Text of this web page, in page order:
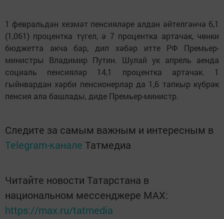
1 февральдән хезмәт пенсияләре алдан әйтелгәнчә 6,1
(1,061) процентка түгел, ә 7 процентка артачак, чөнки
бюджетта акча бар, дип хәбәр итте РФ Премьер-
министры Владимир Путин. Шулай ук апрель аенда
социаль пенсияләр 14,1 процентка артачак. 1
гыйнвардан хәрби пенсионерлар да 1,6 тапкыр күбрәк
пенсия ала башлады, диде Премьер-министр.
Следите за самым важным и интересным в
Telegram-канале Татмедиа
Читайте новости Татарстана в
национальном мессенджере MАХ:
https://max.ru/tatmedia